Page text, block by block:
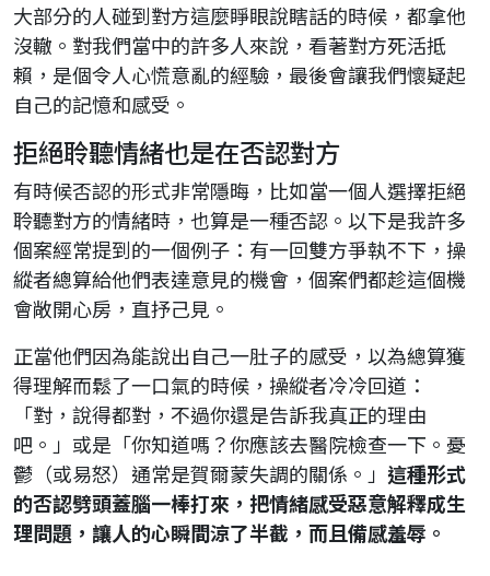
大部分的人碰到對方這麼睜眼說瞎話的時候，都拿他
沒轍。對我們當中的許多人來說，看著對方死活抵
賴，是個令人心慌意亂的經驗，最後會讓我們懷疑起
自己的記憶和感受。
拒絕聆聽情緒也是在否認對方
有時候否認的形式非常隱晦，比如當一個人選擇拒絕
聆聽對方的情緒時，也算是一種否認。以下是我許多
個案經常提到的一個例子：有一回雙方爭執不下，操
縱者總算給他們表達意見的機會，個案們都趁這個機
會敞開心房，直抒己見。
正當他們因為能說出自己一肚子的感受，以為總算獲
得理解而鬆了一口氣的時候，操縱者冷冷回道：
「對，說得都對，不過你還是告訴我真正的理由
吧。」或是「你知道嗎？你應該去醫院檢查一下。憂
鬱（或易怒）通常是賀爾蒙失調的關係。」 這種形式
的否認劈頭蓋腦一棒打來，把情緒感受惡意解釋成生
理問題，讓人的心瞬間涼了半截，而且備感羞辱。